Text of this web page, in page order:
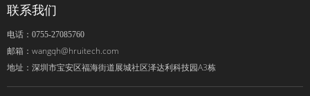
联系我们
电话：0755-27085760
邮箱： wangqh@hruitech.com
地址： 深圳市宝安区福海街道展城社区泽达利科技园A3栋